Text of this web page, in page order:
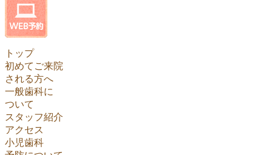
トップ
初めてご来院
される方へ
一般歯科に
ついて
スタッフ紹介
アクセス
小児歯科